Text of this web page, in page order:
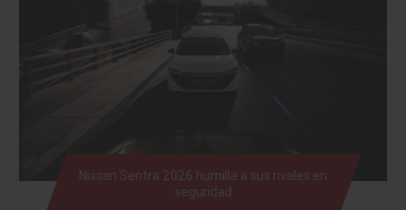
Nissan Sentra 2026 humilla a sus rivales en
seguridad